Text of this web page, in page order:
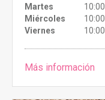
Martes
Miércoles
Viernes
Más información